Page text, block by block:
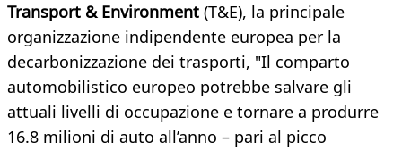
Transport & Environment (T&E), la principale
organizzazione indipendente europea per la
decarbonizzazione dei trasporti, "Il comparto
automobilistico europeo potrebbe salvare gli
attuali livelli di occupazione e tornare a produrre
16.8 milioni di auto all’anno – pari al picco